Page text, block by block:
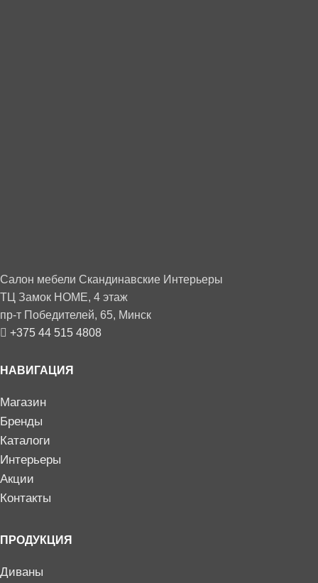
Салон мебели Скандинавские Интерьеры
ТЦ Замок HOME, 4 этаж
пр-т Победителей, 65, Минск
+375 44 515 4808
НАВИГАЦИЯ
Магазин
Бренды
Каталоги
Интерьеры
Акции
Контакты
ПРОДУКЦИЯ
Диваны